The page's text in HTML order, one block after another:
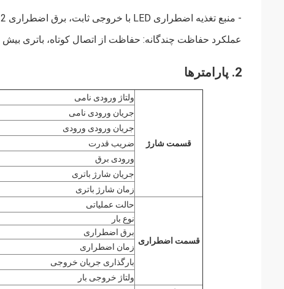
- منبع تغذیه اضطراری LED با خروجی ثابت، برق اضطراری 2 وات و محدوده ولتاژ خروجی گسترده.
عملکرد حفاظت چندگانه: حفاظت از اتصال کوتاه، باتری
2. پارامترها
قسمت شارژ
ولتاژ ورودی نامی
جریان ورودی نامی
جریان ورودی ورودی
ضریب قدرت
ورودی برق
جریان شارژ باتری
زمان شارژ باتری
قسمت اضطراری
حالت عملیاتی
نوع بار
برق اضطراری
زمان اضطراری
بارگذاری جریان خروجی
ولتاژ خروجی بار